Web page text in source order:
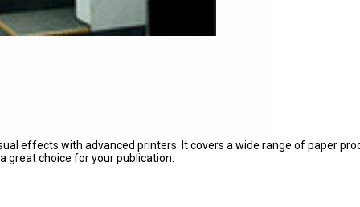
effects with advanced printers. It covers a wide range of paper
great choice for your publication.